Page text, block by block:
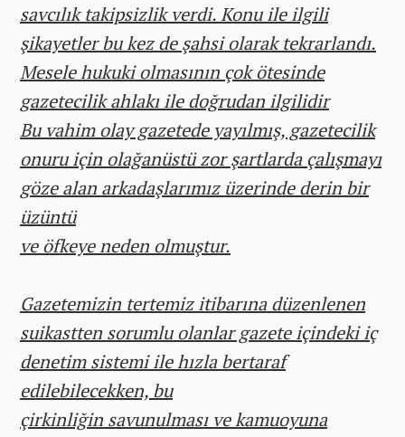
savcılık takipsizlik verdi. Konu ile ilgili
şikayetler bu kez de şahsi olarak tekrarlandı.
Mesele hukuki olmasının çok ötesinde
gazetecilik ahlakı ile doğrudan ilgilidir
Bu vahim olay gazetede yayılmış, gazetecilik
onuru için olağanüstü zor şartlarda çalışmayı
göze alan arkadaşlarımız üzerinde derin bir
üzüntü
ve öfkeye neden olmuştur.
Gazetemizin tertemiz itibarına düzenlenen
suikastten sorumlu olanlar gazete içindeki iç
denetim sistemi ile hızla bertaraf
edilebilecekken, bu
çirkinliğin savunulması ve kamuoyuna